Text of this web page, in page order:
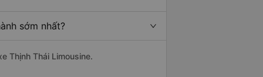
sớm nhất?
Thịnh Thái Limousine.